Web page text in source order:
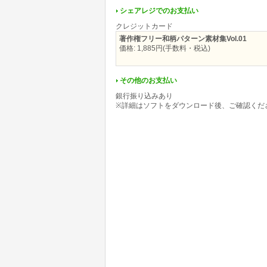
シェアレジでのお支払い
クレジットカード
著作権フリー和柄パターン素材集Vol.01
価格: 1,885円(手数料・税込)
その他のお支払い
銀行振り込みあり
※詳細はソフトをダウンロード後、ご確認くだ